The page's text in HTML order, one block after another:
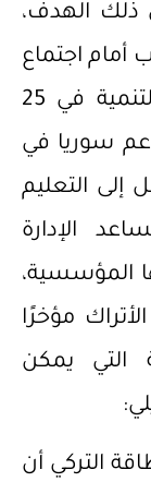
ذلك الهدف،
أمام اجتماع
الكتلة البرلمانية لحزب العدالة والتنمية في 25
ستدعم سوريا في
إلى التعليم
الإدارة
المؤسسية،
مؤخرًا
التي يمكن
التركي أن